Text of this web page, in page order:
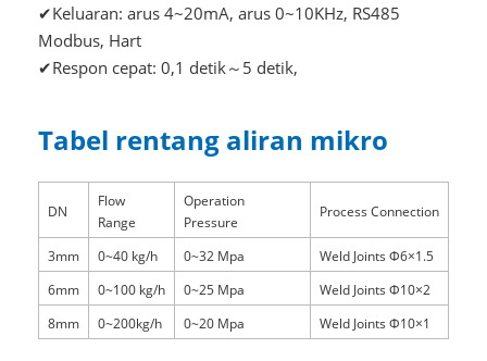
✔Keluaran: arus 4~20mA, arus 0~10KHz, RS485
Modbus, Hart
✔Respon cepat: 0,1 detik～5 detik,
Tabel rentang aliran mikro
DN
Flow
Range
Operation
Pressure
Process Connection
3mm 0~40 kg/h 0~32 Mpa
Weld Joints Φ6×1.5
6mm
0~100 kg/h 0~25 Mpa
Weld Joints Φ10×2
8mm
0~200kg/h 0~20 Mpa Weld Joints Φ10×1